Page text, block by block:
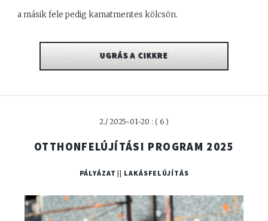
a másik fele pedig kamatmentes kölcsön.
UGRÁS A CIKKRE
2./ 2025-01-20 : ( 6 )
OTTHONFELÚJÍTÁSI PROGRAM 2025
PÁLYÁZAT || LAKÁSFELÚJÍTÁS